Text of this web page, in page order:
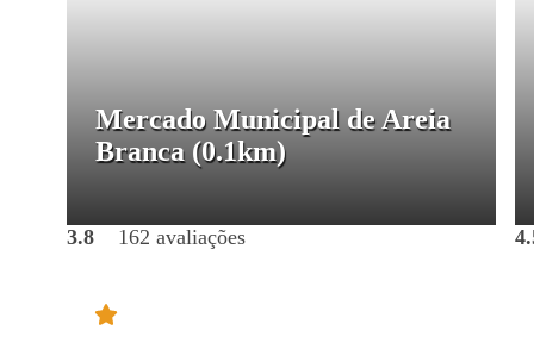
Mercado Municipal de Areia
Branca (0.1km)
3.8 162 avaliações